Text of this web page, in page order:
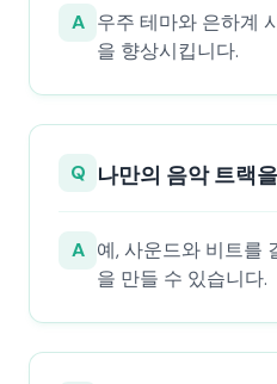
A 우주 테마와 은하계
을 향상시킵니다.
Q 나만의 음악 트랙
A 예, 사운드와 비트를
을 만들 수 있습니다.